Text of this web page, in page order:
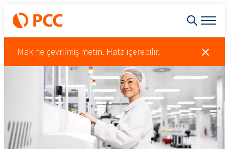
Makine çevrilmiş metin. Hata içerebilir.